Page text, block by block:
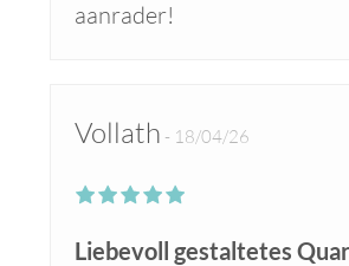
aanrader!
Vollath 18/04/26
Liebevoll gestaltetes